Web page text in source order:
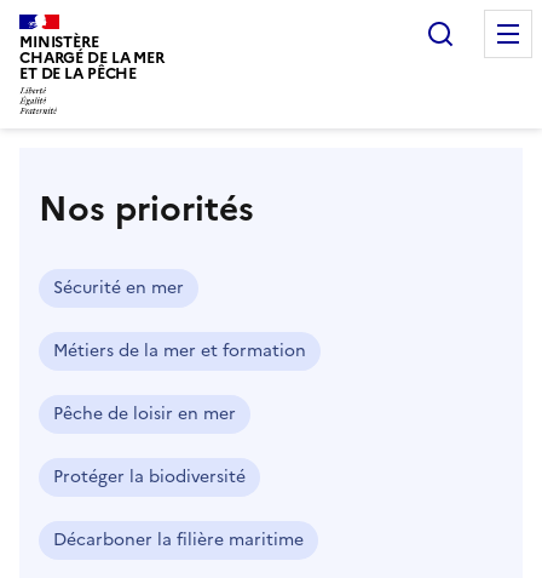
MINISTÈRE
CHARGÉ DE LA MER
ET DE LA PÊCHE
Nos priorités
Sécurité en mer
Métiers de la mer et formation
Pêche de loisir en mer
Protéger la biodiversité
Décarboner la filière maritime